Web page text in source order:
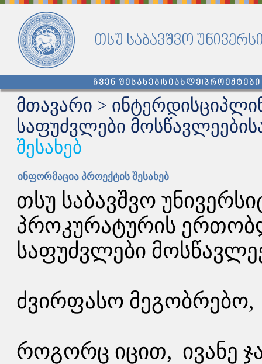
თსუ საბავშვო
ჩვენ შესახებ სიახლე პროექტები
მთავარი >
საფუძვლები
შესახებ
ინფორმაცია პროექტის შესახებ
თსუ საბავშვო
პროკურატურის
საფუძვლები
ძვირფასო მეგობრებო,
როგორც იცით, ივანე